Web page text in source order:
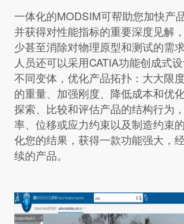
一体化的MODSIM可帮助您加快产
并获得对性能指标的重要深度见解
少甚至消除对物理原型和测试的需
人员还可以采用CATIA功能创成式
不同变体，优化产品拓扑：大大限
的重量、加强刚度、降低成本和优化
探索、比较和评估产品的结构行为
率、位移或应力约束以及制造约束
化您的结果，获得一款功能强大，
续的产品。